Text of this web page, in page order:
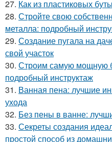
27. Как из пластиковых
28. Стройте свою
металла: подробный
29. Создание пугала на
свой участок
30. Строим самую мощную
подробный инструктаж
31. Ванная пена: лучшие
ухода
32. Без пены в ванне:
33. Секреты создания
простой способ из